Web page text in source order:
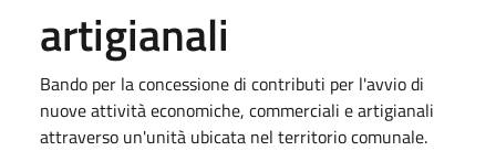
artigianali
Bando per la concessione di contributi per l'avvio di
nuove attività economiche, commerciali e artigianali
attraverso un'unità ubicata nel territorio comunale.